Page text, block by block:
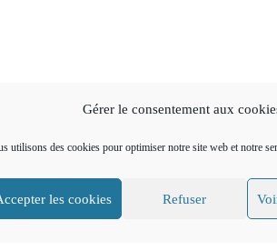
Gérer le consentement aux
utilisons des cookies pour optimiser notre site web et notre
les cookies Refuser
Mentions